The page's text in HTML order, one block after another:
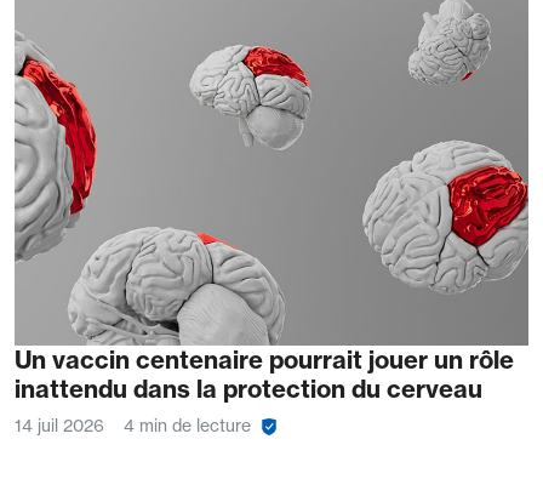
Un vaccin centenaire pourrait jouer un rôle
inattendu dans la protection du cerveau
14 juil 2026 4 min de lecture